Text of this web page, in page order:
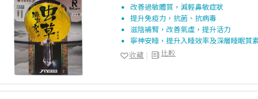
改善過敏體質，減輕鼻敏症狀
提升免疫力，抗菌、抗病毒
滋陰補腎，改善氣虛，提升活力
寧神安睡，提升入睡效率及深層睡眠質
比較
收藏